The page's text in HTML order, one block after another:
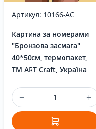
Артикул: 10166-AC
Картина за номерами
"Бронзова засмага"
40*50см, термопакет,
ТМ ART Craft, Україна